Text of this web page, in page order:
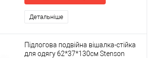
Детальніше
Підлогова подвійна вішалка-стійка
для одягу 62*37*130см Stenson